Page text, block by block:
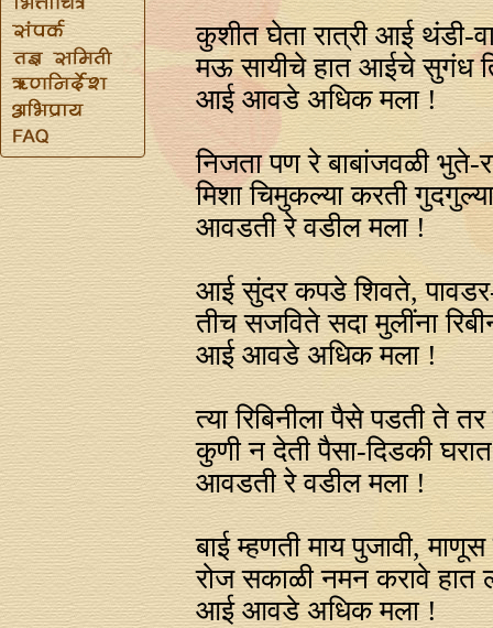
कुशीत घेता रात्री आई थंडी-
मऊ सायीचे हात आईचे सुगंध
आई आवडे अधिक मला !
निजता पण रे बाबांजवळी भुते-
मिशा चिमुकल्या करती
आवडती रे वडील मला !
आई सुंदर कपडे शिवते,
तीच सजविते सदा मुलींना
आई आवडे अधिक मला !
त्या रिबिनीला पैसे पडती ते
कुणी न देती पैसा-दिडकी
आवडती रे वडील मला !
बाई म्हणती माय पुजावी,
रोज सकाळी नमन करावे हात
आई आवडे अधिक मला !